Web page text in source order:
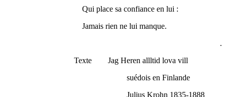
Qui place sa confiance en lui :
Jamais rien ne lui manque.
.
Texte Jag Heren allltid lova vill
suédois en Finlande
Julius Krohn 1835-1888